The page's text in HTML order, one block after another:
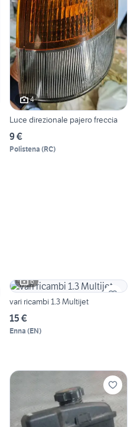
4
Luce direzionale pajero freccia
9 €
Polistena (RC)
6
vari ricambi 1.3 Multijet
15 €
Enna (EN)